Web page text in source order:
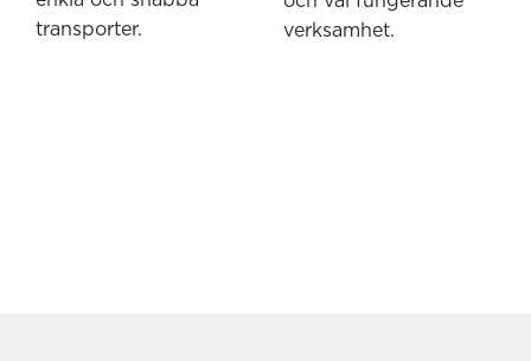
transporter.
verksamhet.